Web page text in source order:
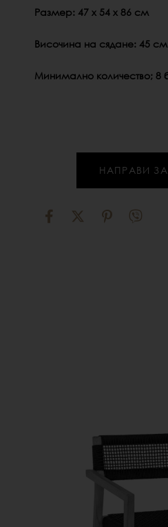
Размер: 47 х 54 х 86 см
Височина на сядане: 45 см
Минимално количество; 8
НАПРАВИ